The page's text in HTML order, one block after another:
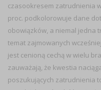
czasookresem zatrudnienia
proc. podkolorowuje dane
obowiązków, a niemal jedna
temat zajmowanych
jest cenioną cechą w wielu
zauważają, że kwestia
poszukujących zatrudnienia